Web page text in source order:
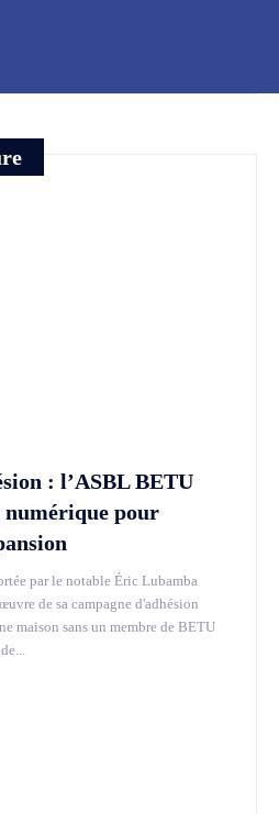
: l’ASBL BETU
pour
par le notable Éric Lubamba
de sa campagne d'adhésion
maison sans un membre de BETU